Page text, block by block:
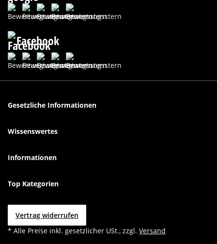
Facebook
Gesetzliche Informationen
Wissenswertes
Informationen
Top Kategorien
Vertrag widerrufen
* Alle Preise inkl. gesetzlicher USt., zzgl. Versand